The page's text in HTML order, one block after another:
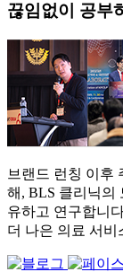
끊임없이 공부
브랜드 런칭 이후
해, BLS 클리닉의
유하고 연구합니
더 나은 의료 서비